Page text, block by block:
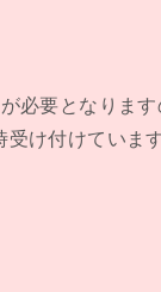
必要となりま
受け付けていま